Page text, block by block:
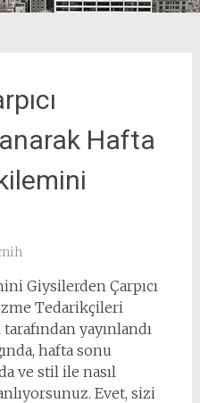
Hafta
Giysilerden Çarpıcı
Tedarikçileri
yayınlandı
hafta sonu
ve stil ile nasıl
Evet, sizi